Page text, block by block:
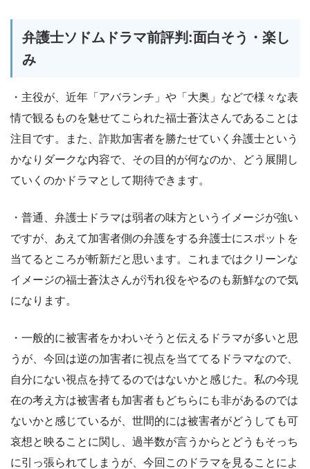
弁護士ソドムドラマ前評判:面白そう・楽し
み
・主役が、近年「アバランチ」や「大奥」などで様々な表
情で観るものを魅せてこられた福士蒼汰さんであることは
注目です。また、詐欺加害者を勝たせていく弁護士という
かなりダークな内容で、その目的が何なのか、どう展開し
ていくのかドラマとして期待できます。
・普通、弁護士ドラマは弱者の味方というイメージが強い
ですが、あえて加害者側の弁護をする弁護士にスポットを
当てるところが斬新だと思います。これまではクリーンな
イメージの福士蒼汰さんが汚れ役をやるのも新鮮なので気
になります。
・一般的に被害者をかわいそうと伝えるドラマが多いと思
うが、今回は逆の加害者に視点を当ててるドラマなので、
自分にない視点を持てるのではないかと感じた。私の今現
在の考え方は被害者も加害者もどちらにも非があるのでは
ないかと感じているが、世間的には被害者がどうしても可
哀想と映ることに関し、過半数が言うからとどうもそっち
に引っ張られてしまうが、今回このドラマを見ることによ